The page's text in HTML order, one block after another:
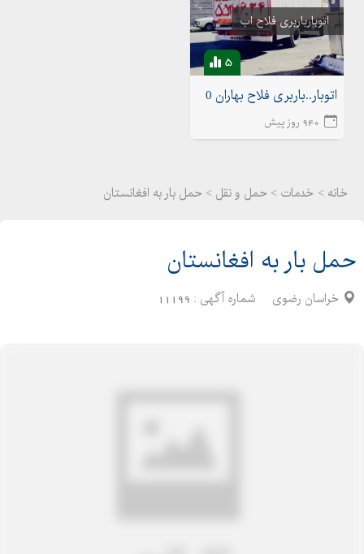
اتوبارباربری فلاح اب
5
اتوبار..باربری فلاح بهاران 02155175020اتوبار شهرک ولیعصر
940 روز پیش
خانه > خدمات > حمل و نقل > حمل بار به افغانستان
حمل بار به افغانستان
خراسان رضوی شماره آگهی : 11199